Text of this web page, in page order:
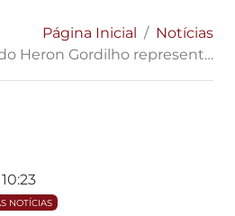
Página Inicial
Notícias
representa o MP-BA em congresso internacional do STJ
10:23
NOTÍCIAS